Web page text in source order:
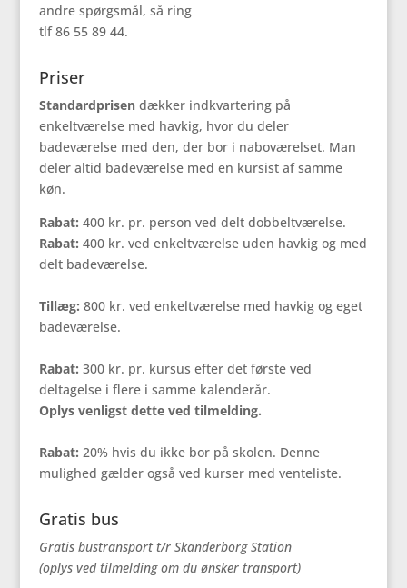
andre spørgsmål, så ring
tlf 86 55 89 44.
Priser
Standardprisen dækker indkvartering på
enkeltværelse med havkig, hvor du deler
badeværelse med den, der bor i naboværelset. Man
deler altid badeværelse med en kursist af samme
køn.
Rabat: 400 kr. pr. person ved delt dobbeltværelse.
Rabat: 400 kr. ved enkeltværelse uden havkig og med
delt badeværelse.
Tillæg: 800 kr. ved enkeltværelse med havkig og eget
badeværelse.
Rabat: 300 kr. pr. kursus efter det første ved
deltagelse i flere i samme kalenderår.
Oplys venligst dette ved tilmelding.
Rabat: 20% hvis du ikke bor på skolen. Denne
mulighed gælder også ved kurser med venteliste.
Gratis bus
Gratis bustransport t/r Skanderborg Station
(oplys ved tilmelding om du ønsker transport)